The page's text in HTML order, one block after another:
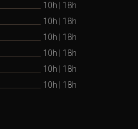
10h
18h
10h
18h
10h
18h
10h
18h
10h
18h
10h 18h